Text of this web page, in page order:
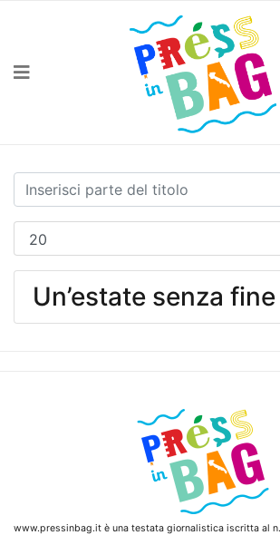
Un’estate senza fine
www.pressinbag.it è una testata giornalistica iscritta al